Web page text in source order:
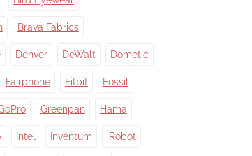
Brava Fabrics
Denver DeWalt Dometic
Fairphone Fitbit Fossil
Greenpan Hama
Intel Inventum iRobot